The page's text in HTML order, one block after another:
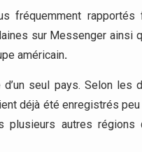
fréquemment rapportés
sur Messenger ainsi
américain.
seul pays. Selon
déjà été enregistrés
plusieurs autres